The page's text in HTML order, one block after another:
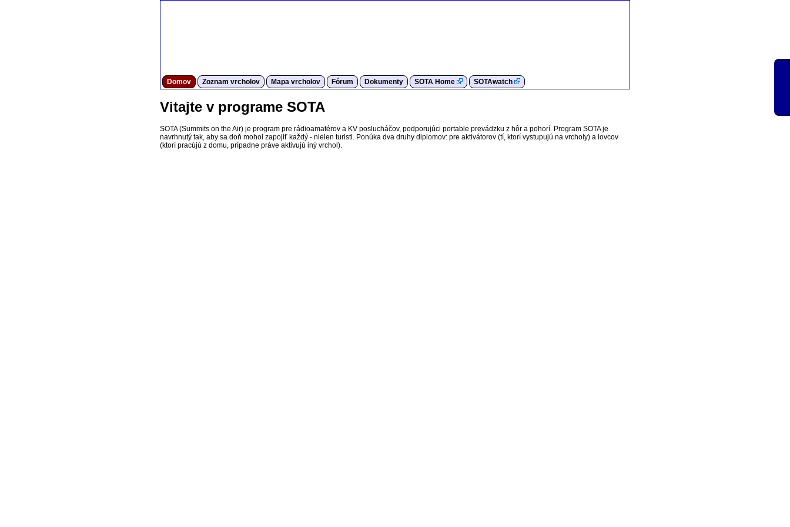
Domov Zoznam vrcholov Mapa vrcholov Fórum Dokumenty SOTA Home SOTAwatch
Vitajte v programe SOTA
SOTA (Summits on the Air) je program pre rádioamatérov a KV poslucháčov, podporujúci portable prevádzku z hôr a pohorí. Program SOTA je
navrhnutý tak, aby sa doň mohol zapojiť každý - nielen turisti. Ponúka dva druhy diplomov: pre aktivátorov (tí, ktorí vystupujú na vrcholy) a lovcov
(ktorí pracújú z domu, prípadne práve aktivujú iný vrchol).